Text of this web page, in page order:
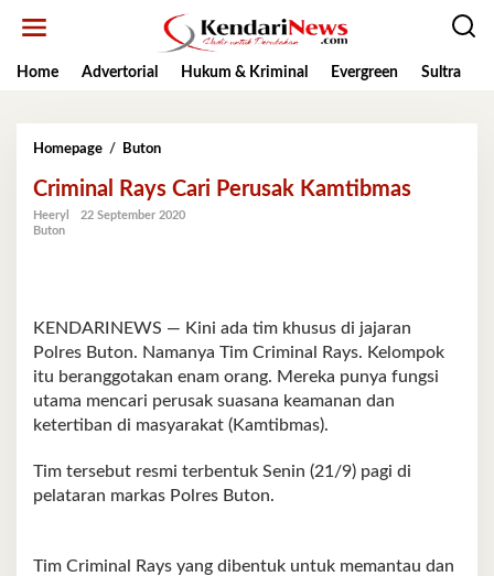
Home
Advertorial Hukum & Kriminal Evergreen Sultra
Homepage / ButonCriminal
Cari
Perusak
Criminal Rays Cari Perusak Kamtibmas
Heeryl
22 September 2020
Buton
KENDARINEWS — Kini ada tim khusus di jajaran
Polres Buton. Namanya Tim Criminal Rays. Kelompok
itu beranggotakan enam orang. Mereka punya fungsi
utama mencari perusak suasana keamanan dan
ketertiban di masyarakat (Kamtibmas).
Tim tersebut resmi terbentuk Senin (21/9) pagi di
pelataran markas Polres Buton.
Tim Criminal Rays yang dibentuk untuk memantau dan